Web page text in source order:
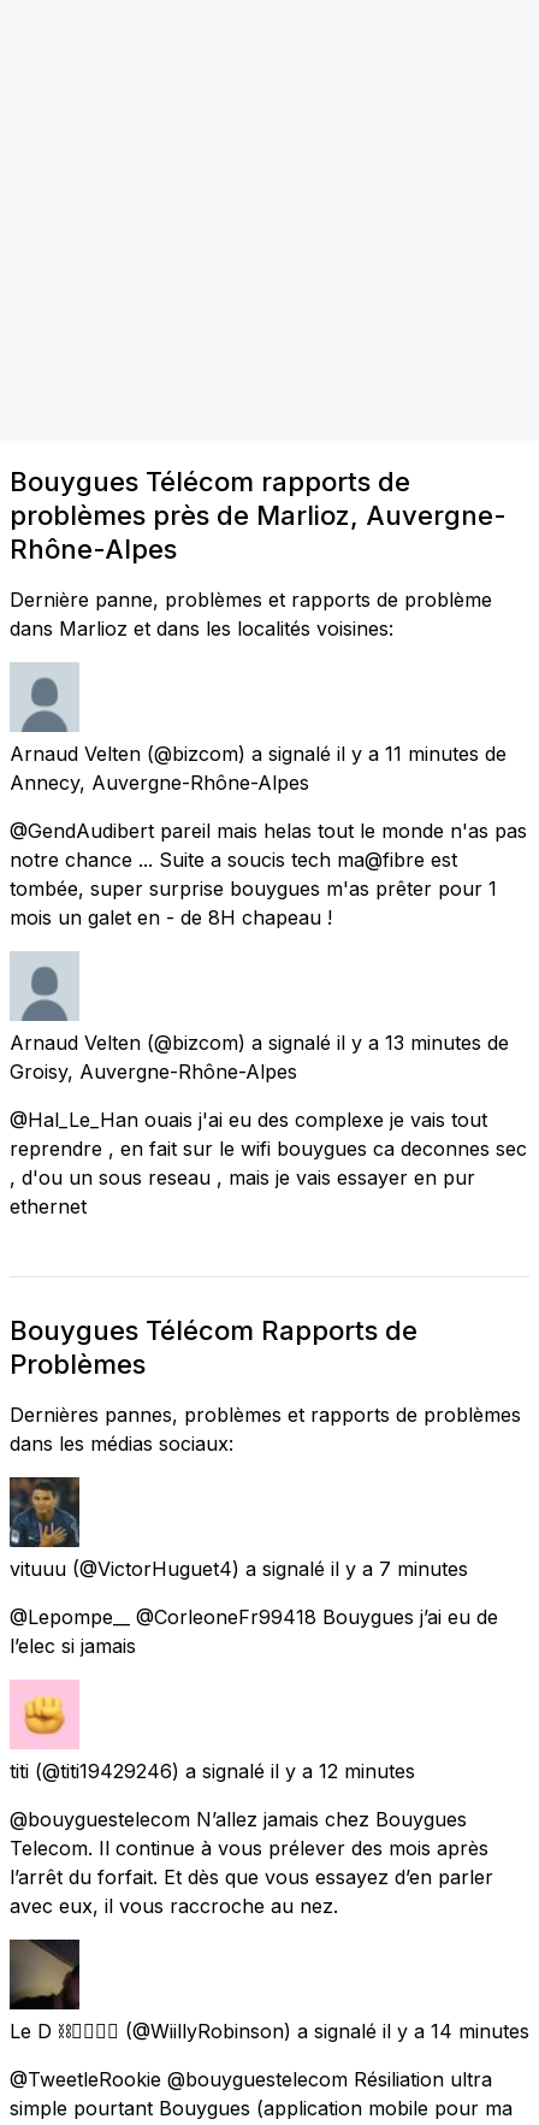
Bouygues Télécom rapports de
problèmes près de Marlioz, Auvergne-
Rhône-Alpes
Dernière panne, problèmes et rapports de problème
dans Marlioz et dans les localités voisines:
Arnaud Velten (@bizcom) a signalé il y a 11 minutes de
Annecy, Auvergne-Rhône-Alpes
@GendAudibert pareil mais helas tout le monde n'as pas
notre chance ... Suite a soucis tech ma@fibre est
tombée, super surprise bouygues m'as prêter pour 1
mois un galet en - de 8H chapeau !
Arnaud Velten (@bizcom) a signalé il y a 13 minutes de
Groisy, Auvergne-Rhône-Alpes
@Hal_Le_Han ouais j'ai eu des complexe je vais tout
reprendre , en fait sur le wifi bouygues ca deconnes sec
, d'ou un sous reseau , mais je vais essayer en pur
ethernet
Bouygues Télécom Rapports de
Problèmes
Dernières pannes, problèmes et rapports de problèmes
dans les médias sociaux:
vituuu (@VictorHuguet4) a signalé il y a 7 minutes
@Lepompe__ @CorleoneFr99418 Bouygues j’ai eu de
l’elec si jamais
titi (@titi19429246) a signalé il y a 12 minutes
@bouyguestelecom N’allez jamais chez Bouygues
Telecom. Il continue à vous prélever des mois après
l’arrêt du forfait. Et dès que vous essayez d’en parler
avec eux, il vous raccroche au nez.
Le D ⛓️⛓️‍💥🇪🇸 (@WiillyRobinson) a signalé il y a 14 minutes
@TweetleRookie @bouyguestelecom Résiliation ultra
simple pourtant Bouygues (application mobile pour ma